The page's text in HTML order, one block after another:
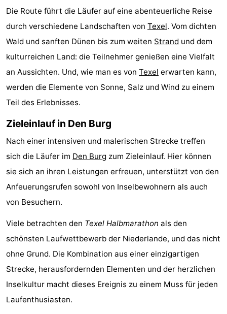
Zee
Vlijt
Hoeve
Holland
-
Land
en
Zeezicht
-
Strandhuys
-
Strandplevier
Campingplätze
Ferienhäuser
-
't
Eibernest
-
't
Hoogelandt
-
Beach
Texel
-
De
-
Texel
Kustpark
-
Die Route führt die Läufer auf eine abenteuerliche Reise
durch verschiedene Landschaften von Texel. Vom dichten
Wald und sanften Dünen bis zum weiten Strand und dem
kulturreichen Land: die Teilnehmer genießen eine Vielfalt
an Aussichten. Und, wie man es von Texel erwarten kann,
werden die Elemente von Sonne, Salz und Wind zu einem
Teil des Erlebnisses.
Zieleinlauf in Den Burg
Nach einer intensiven und malerischen Strecke treffen
sich die Läufer im Den Burg zum Zieleinlauf. Hier können
sie sich an ihren Leistungen erfreuen, unterstützt von den
Anfeuerungsrufen sowohl von Inselbewohnern als auch
von Besuchern.
Viele betrachten den Texel Halbmarathon als den
schönsten Laufwettbewerb der Niederlande, und das nicht
ohne Grund. Die Kombination aus einer einzigartigen
Strecke, herausfordernden Elementen und der herzlichen
Inselkultur macht dieses Ereignis zu einem Muss für jeden
Laufenthusiasten.